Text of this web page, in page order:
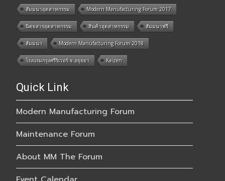
สัมมนาอุตสาหกรรม Modern Manufacturing Forum 2017
นิตยสารอุตสาหกรรม สินค้าอุตสาหกรรม สัมมนาฟรี
สัมมนา Modern Manufacturing Forum 2018
โรงแรมกรุงศรีริเวอร์ จ.อยุธยา Kaizen
Quick Link
Modern Manufacturing Forum
Maintenance Forum
About MM The Forum